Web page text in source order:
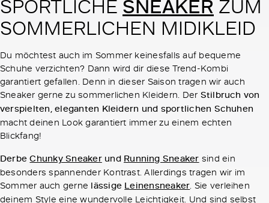
SPORTLICHE SNEAKER ZUM
SOMMERLICHEN MIDIKLEID
Du möchtest auch im Sommer keinesfalls auf bequeme
Schuhe verzichten? Dann wird dir diese Trend-Kombi
garantiert gefallen. Denn in dieser Saison tragen wir auch
Sneaker gerne zu sommerlichen Kleidern. Der Stilbruch von
verspielten, eleganten Kleidern und sportlichen Schuhen
macht deinen Look garantiert immer zu einem echten
Blickfang!
DerbeChunky Sneakerund Running Sneaker sind ein
besonders spannender Kontrast. Allerdings tragen wir im
Sommer auch gerne lässige Leinensneaker. Sie verleihen
deinem Style eine wundervolle Leichtigkeit. Und sind selbst